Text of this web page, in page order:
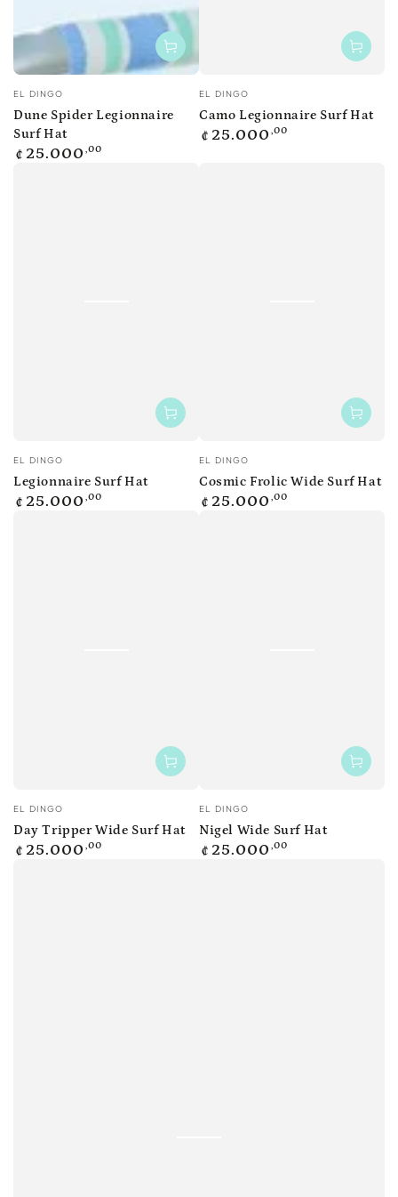
Vendedor:
EL DINGO
Dune Spider Legionnaire
Surf Hat
Precio
₡ 25.000 ,00
Vendedor:
EL DINGO
Camo Legionnaire Surf Hat
Precio
₡ 25.000 ,00
Vendedor:
EL DINGO
Legionnaire Surf Hat
Precio
₡ 25.000 ,00
Vendedor:
EL DINGO
Cosmic Frolic Wide Surf Hat
Precio
₡ 25.000 ,00
Vendedor:
EL DINGO
Day Tripper Wide Surf Hat
Precio
₡ 25.000 ,00
Vendedor:
EL DINGO
Nigel Wide Surf Hat
Precio
₡ 25.000 ,00